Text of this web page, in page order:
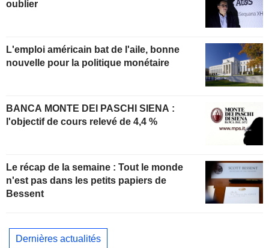
oublier
L'emploi américain bat de l'aile, bonne
nouvelle pour la politique monétaire
BANCA MONTE DEI PASCHI SIENA :
l'objectif de cours relevé de 4,4 %
Le récap de la semaine : Tout le monde
n'est pas dans les petits papiers de
Bessent
Dernières actualités